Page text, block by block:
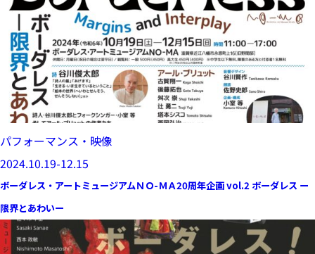
パフォーマンス・映像
2024.10.19-12.15
ボーダレス・アートミュージアムＮＯ-ＭＡ20周年企画 vol.2 ボーダレス ー
限界とあわいー